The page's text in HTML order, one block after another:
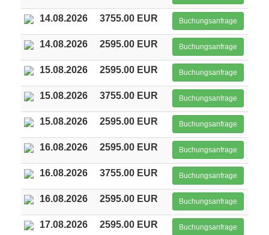
14.08.2026 3755.00 EUR Buchungsanfrage
14.08.2026 2595.00 EUR Buchungsanfrage
15.08.2026 2595.00 EUR Buchungsanfrage
15.08.2026 3755.00 EUR Buchungsanfrage
15.08.2026 2595.00 EUR Buchungsanfrage
16.08.2026 2595.00 EUR Buchungsanfrage
16.08.2026 3755.00 EUR Buchungsanfrage
16.08.2026 2595.00 EUR Buchungsanfrage
17.08.2026 2595.00 EUR Buchungsanfrage